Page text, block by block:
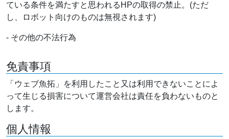
ている条件を満たすと思われるHPの取得の禁止。(ただ
し、ロボット向けのものは無視されます)
- その他の不法行為
免責事項
「ウェブ魚拓」を利用したこと又は利用できないことによ
って生じる損害について運営会社は責任を負わないものと
します。
個人情報